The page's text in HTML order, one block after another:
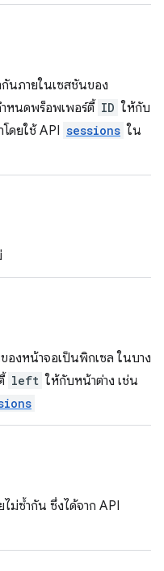
นภายในเซสชันของ
าหนดพร็อพเพอร์ตี้ ID ให้กับ
โดยใช้ API sessions ใน
องหน้าจอเป็นพิกเซล ในบาง
left ให้กับหน้าต่าง เช่น
ม่ซ้ำกัน ซึ่งได้จาก API